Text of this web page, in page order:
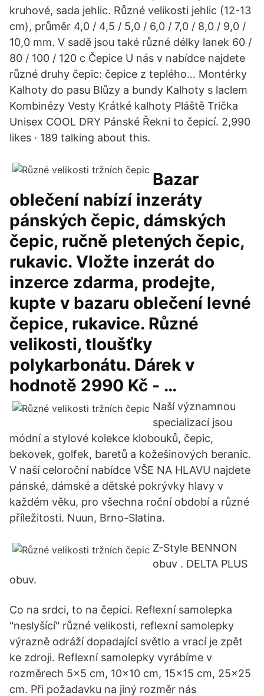
kruhové, sada jehlic. Různé velikosti jehlic (12-13
cm), průměr 4,0 / 4,5 / 5,0 / 6,0 / 7,0 / 8,0 / 9,0 /
10,0 mm. V sadě jsou také různé délky lanek 60 /
80 / 100 / 120 c Čepice U nás v nabídce najdete
různé druhy čepic: čepice z teplého… Montérky
Kalhoty do pasu Blůzy a bundy Kalhoty s laclem
Kombinézy Vesty Krátké kalhoty Pláště Trička
Unisex COOL DRY Pánské Řekni to čepicí. 2,990
likes · 189 talking about this.
Bazar
oblečení nabízí inzeráty
pánských čepic, dámských
čepic, ručně pletených čepic,
rukavic. Vložte inzerát do
inzerce zdarma, prodejte,
kupte v bazaru oblečení levné
čepice, rukavice. Různé
velikosti, tloušťky
polykarbonátu. Dárek v
hodnotě 2990 Kč - …
Naší významnou
specializací jsou
módní a stylové kolekce klobouků, čepic,
bekovek, golfek, baretů a kožešinových beranic.
V naší celoroční nabídce VŠE NA HLAVU najdete
pánské, dámské a dětské pokrývky hlavy v
každém věku, pro všechna roční období a různé
příležitosti. Nuun, Brno-Slatina.
Z-Style BENNON
obuv . DELTA PLUS
obuv.
Co na srdci, to na čepici. Reflexní samolepka
"neslyšící" různé velikosti, reflexní samolepky
výrazně odráží dopadající světlo a vrací je zpět
ke zdroji. Reflexní samolepky vyrábíme v
rozměrech 5x5 cm, 10x10 cm, 15x15 cm, 25x25
cm. Při požadavku na jiný rozměr nás